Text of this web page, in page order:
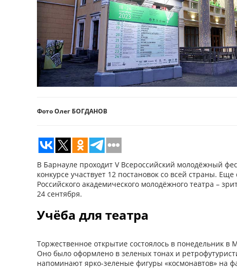
Фото Олег БОГДАНОВ
В Барнауле проходит V Всероссийский молодёжный
конкурсе участвует 12 постановок со всей страны. Еще
Российского академического молодёжного театра –
24 сентября.
Учёба для театра
Торжественное открытие состоялось в понедельник в
Оно было оформлено в зеленых тонах и
напоминают ярко-зеленые фигуры «космонавтов» на